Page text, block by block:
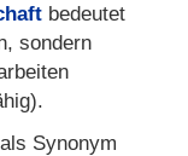
bedeutet
sondern
Synonym